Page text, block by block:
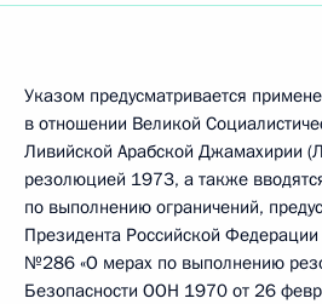
Указом предусматривается
в отношении Великой
Ливийской Арабской Джамахирии
резолюцией 1973, а также
по выполнению ограничений,
Президента Российской
№286 «О мерах по выполнению
Безопасности ООН 1970 от 26